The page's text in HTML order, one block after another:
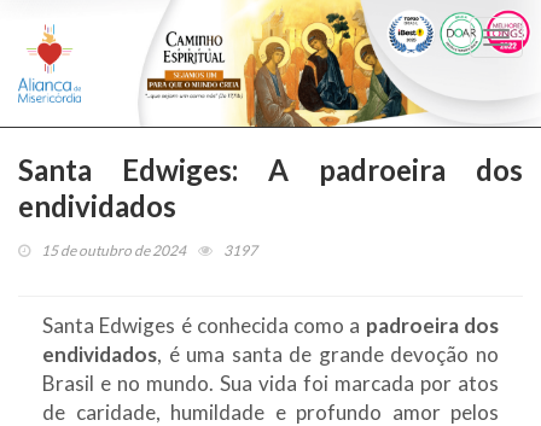
Santa Edwiges: A padroeira dos
endividados
15 de outubro de 2024 3197
Santa Edwiges é conhecida como a padroeira dos
endividados, é uma santa de grande devoção no
Brasil e no mundo. Sua vida foi marcada por atos
de caridade, humildade e profundo amor pelos